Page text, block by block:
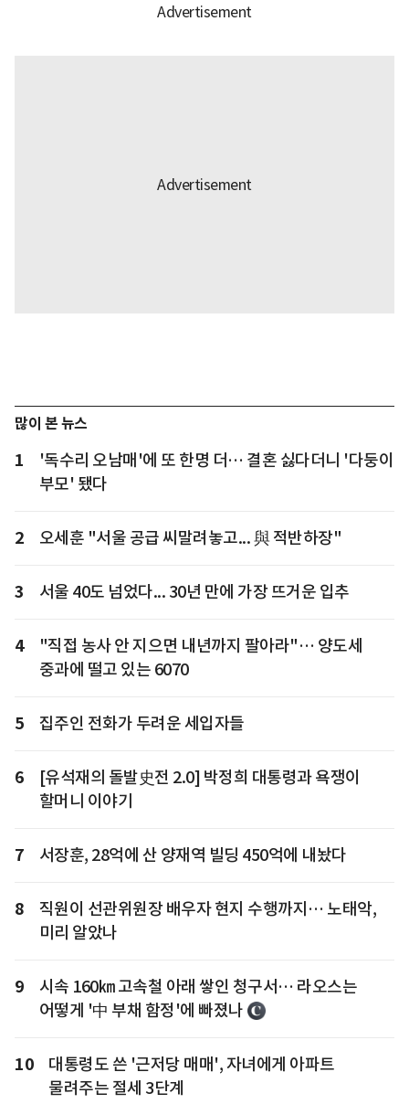
많이 본 뉴스
1
'독수리 오남매'에 또 한명 더… 결혼 싫다더니 '다둥이
부모' 됐다
2 오세훈 "서울 공급 씨말려놓고... 與 적반하장"
3 서울 40도 넘었다... 30년 만에 가장 뜨거운 입추
4
"직접 농사 안 지으면 내년까지 팔아라"… 양도세
중과에 떨고 있는 6070
5 집주인 전화가 두려운 세입자들
6
[유석재의 돌발史전 2.0] 박정희 대통령과 욕쟁이
할머니 이야기
7 서장훈, 28억에 산 양재역 빌딩 450억에 내놨다
8
직원이 선관위원장 배우자 현지 수행까지… 노태악,
미리 알았나
9
시속 160㎞ 고속철 아래 쌓인 청구서… 라오스는
어떻게 '中 부채 함정'에 빠졌나
10
대통령도 쓴 '근저당 매매', 자녀에게 아파트
물려주는 절세 3단계